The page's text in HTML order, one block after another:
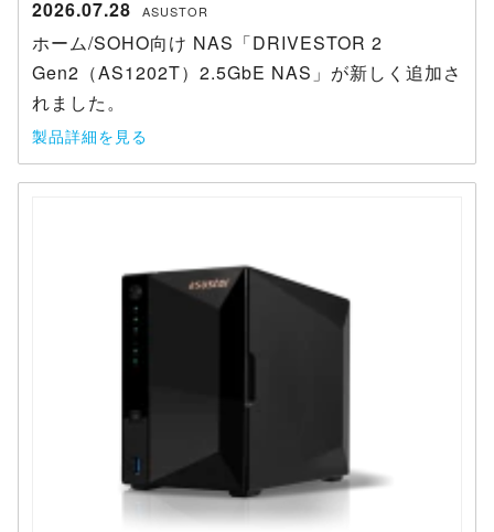
2026.07.28 ASUSTOR
ホーム/SOHO向け NAS「DRIVESTOR 2
Gen2（AS1202T）2.5GbE NAS」が新しく追加さ
れました。
製品詳細を見る